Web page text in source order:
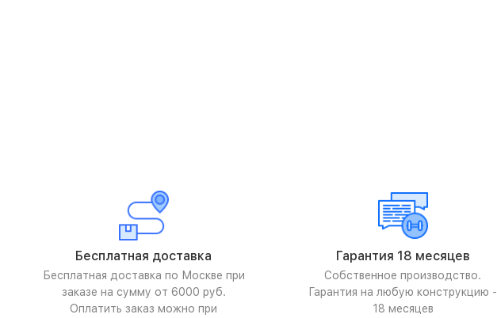
Бесплатная доставка
Бесплатная доставка по Москве при
заказе на сумму от 6000 руб.
Оплатить заказ можно при
Гарантия 18 месяцев
Собственное производство.
Гарантия на любую конструкцию -
18 месяцев